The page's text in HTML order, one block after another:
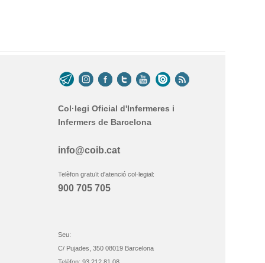
Col·legi Oficial d'Infermeres i
Infermers de Barcelona
info@coib.cat
Telèfon gratuït d'atenció col·legial:
900 705 705
Seu:
C/ Pujades, 350 08019 Barcelona